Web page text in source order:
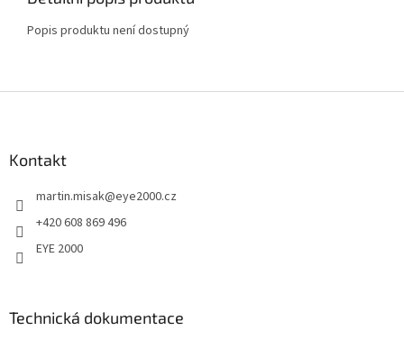
Popis produktu není dostupný
Kontakt
martin.misak@eye2000.cz
+420 608 869 496
EYE 2000
Technická dokumentace